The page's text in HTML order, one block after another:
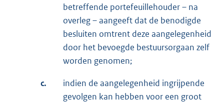
betreffende portefeuillehouder – na
overleg – aangeeft dat de benodigde
besluiten omtrent deze aangelegenheid
door het bevoegde bestuursorgaan zelf
worden genomen;
c.
indien de aangelegenheid ingrijpende
gevolgen kan hebben voor een groot